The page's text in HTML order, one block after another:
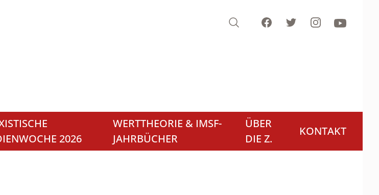
Search FacebookTwitterInstagramYoutube
2026
WERTTHEORIE & IMSF-
JAHRBÜCHER
ÜBER
DIE Z.
KONTAKT